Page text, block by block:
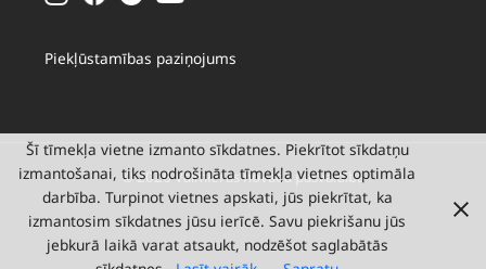
Piekļūstamības paziņojums
© 2026 Valmieras novada pašvaldība
Šī tīmekļa vietne izmanto sīkdatnes. Piekrītot sīkdatņu
izmantošanai, tiks nodrošināta tīmekļa vietnes optimāla
darbība. Turpinot vietnes apskati, jūs piekrītat, ka
izmantosim sīkdatnes jūsu ierīcē. Savu piekrišanu jūs
jebkurā laikā varat atsaukt, nodzēšot saglabātās